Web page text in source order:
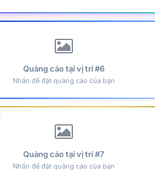
Quảng cáo tại vị trí #6
Nhấn để đặt quảng cáo của bạn
Quảng cáo tại vị trí #7
Nhấn để đặt quảng cáo của bạn